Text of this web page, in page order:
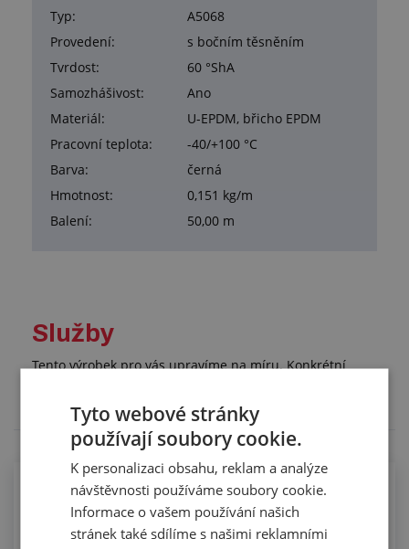
Typ:
A5068
Provedení:
s bočním těsněním
Tvrdost:
60 °ShA
Samozhášivost:
Ano
Materiál:
U-EPDM, břicho EPDM
Pracovní teplota:
-40/+100 °C
Barva:
černá
Hmotnost:
0,151 kg/m
Balení:
50,00 m
Služby
Tento výrobek pro vás upravíme na míru. Konkrétní
Krácení profilů PIRELI
Tyto webové stránky
používají soubory cookie.
K personalizaci obsahu, reklam a analýze
návštěvnosti používáme soubory cookie.
Informace o vašem používání našich
stránek také sdílíme s našimi reklamními